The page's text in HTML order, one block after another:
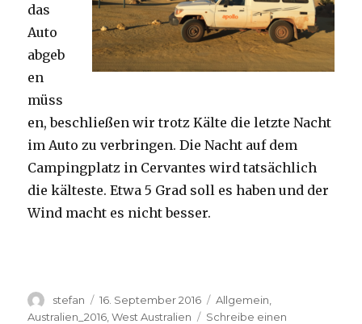
das
Auto
abgeb
en
müss
en, beschließen wir trotz Kälte die letzte Nacht
im Auto zu verbringen. Die Nacht auf dem
Campingplatz in Cervantes wird tatsächlich
die kälteste. Etwa 5 Grad soll es haben und der
Wind macht es nicht besser.
Autor
stefan
Veröffentlicht
am
16. September 2016 Kategorien
Allgemein
Australien_2016 ,West Australien
Schreibe einen